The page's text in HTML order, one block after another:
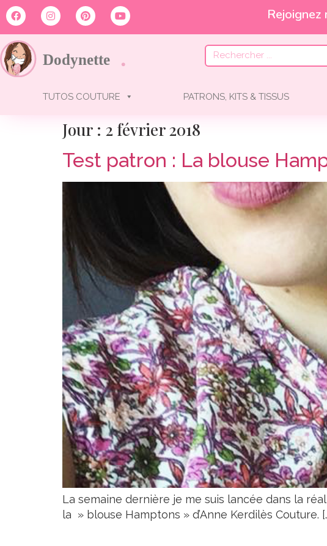
TUTOS COUTURE PATRONS, KITS & TISSUS
Jour : 2 février 2018
Test patron : La blouse
La semaine dernière je me suis lancée dans la
la » blouse Hamptons » d’Anne Kerdilès Couture.